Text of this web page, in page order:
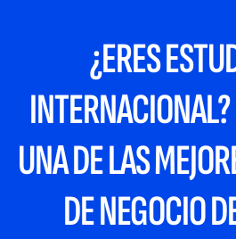
¿ERES
UNA DE LAS
DE NEGOCIO